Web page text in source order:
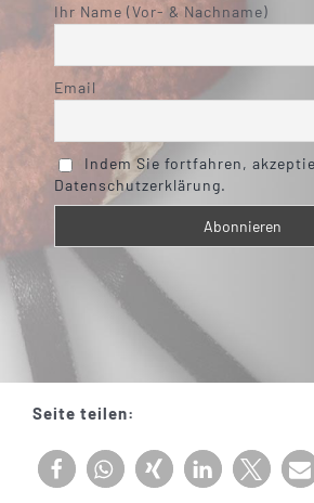
Ihr Name (Vor- & Nachname)
Email
Indem Sie fortfahren,
Datenschutzerklärung.
Seite teilen: